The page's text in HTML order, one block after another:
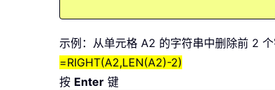
示例：从单元格 A2 的字符串中删除前 2 个
=RIGHT(A2,LEN(A2)-2)
按 Enter 键